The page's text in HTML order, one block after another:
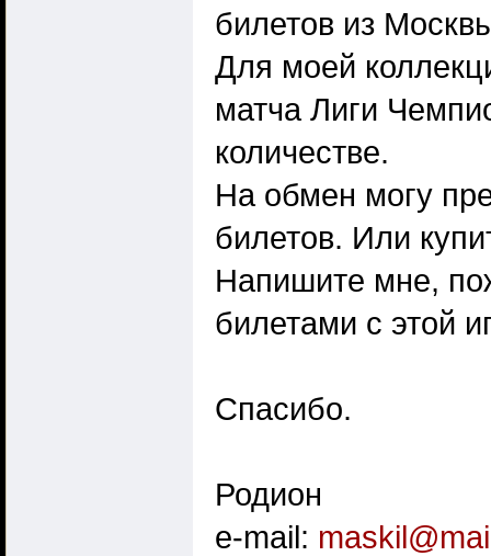
билетов из
Для моей
матча Лиги
количестве.
На обмен могу
билетов. Или
Напишите мне,
билетами с этой
Спасибо.
Родион
e-mail: